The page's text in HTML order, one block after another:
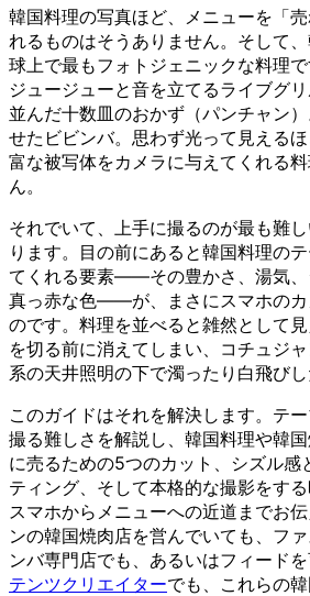
韓国料理の写真ほど、メニューを「
れるものはそうありません。そして
球上で最もフォトジェニックな料理
ジュージューと音を立てるライブグ
並んだ十数皿のおかず（パンチャン
せたビビンバ。思わず光って見える
富な被写体をカメラに与えてくれる
ん。
それでいて、上手に撮るのが最も難
ります。目の前にあると韓国料理の
てくれる要素——その豊かさ、湯気、
真っ赤な色——が、まさにスマホのカ
のです。料理を並べると雑然として
を切る前に消えてしまい、コチュジ
系の天井照明の下で濁ったり白飛びし
このガイドはそれを解決します。テ
撮る難しさを解説し、韓国料理や韓
に売るための5つのカット、シズル感
ティング、そして本格的な撮影をす
スマホからメニューへの近道までお
ンの韓国焼肉店を営んでいても、フ
ンバ専門店でも、あるいはフィード
テンツクリエイターでも、これらの